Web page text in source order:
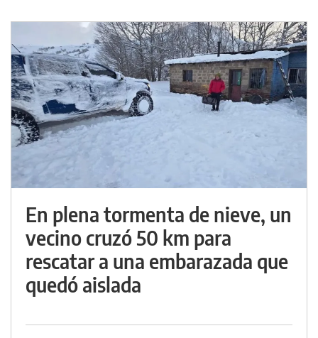
En plena tormenta de nieve, un
vecino cruzó 50 km para
rescatar a una embarazada que
quedó aislada